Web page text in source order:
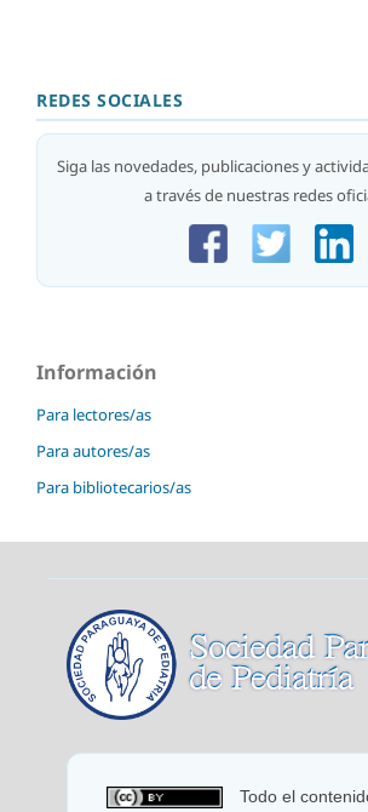
REDES SOCIALES
Siga las novedades, publicaciones y
a través de nuestras redes
Información
Para lectores/as
Para autores/as
Para bibliotecarios/as
Todo el